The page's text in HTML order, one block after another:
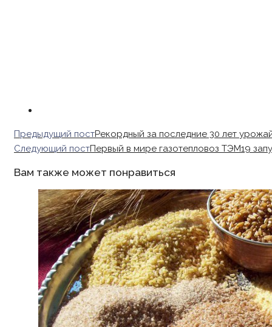
Read
more
Предыдущий постРекордный за последние 30 лет
Следующий постПервый в мире газотепловоз ТЭМ19
Вам также может понравиться